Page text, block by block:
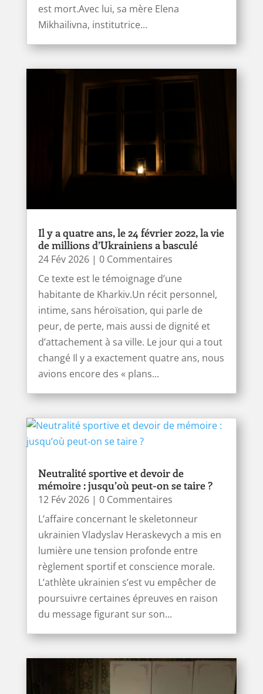
est mort.Avec lui, sa mère Elena
Mikhailivna, institutrice...
Il y a quatre ans, le 24 février 2022, la vie
de millions d’Ukrainiens a basculé
24 Fév 2026| 0 Commentaires
Ce texte est le témoignage d’une
habitante de Kharkiv.Un récit personnel,
intime, sans héroïsation, qui parle de
peur, de perte, mais aussi de dignité et
d’attachement à sa ville. Le jour qui a tout
changé Il y a exactement quatre ans, nous
avions encore des « plans...
Neutralité sportive et devoir de
mémoire : jusqu’où peut-on se taire ?
12 Fév 2026| 0 Commentaires
L’affaire concernant le skeletonneur
ukrainien Vladyslav Heraskevych a mis en
lumière une tension profonde entre
règlement sportif et conscience morale.
L’athlète ukrainien s’est vu empêcher de
poursuivre certaines épreuves en raison
du message figurant sur son...